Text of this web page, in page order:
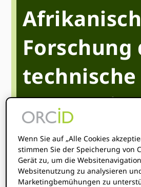
Forschung
technische
vernetzen
Juni 4@1-00pm-2-
Wenn Sie auf „Alle Cookies
stimmen Sie der Speicherung von
Gerät zu, um die
Websitenutzung zu analysieren
Marketingbemühungen zu